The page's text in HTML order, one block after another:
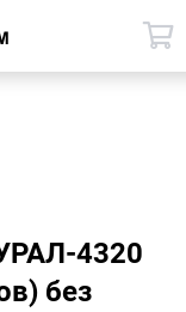
4320
без